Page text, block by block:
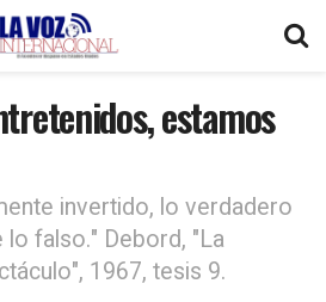
estamos
invertido, lo verdadero
falso." Debord, "La
1967, tesis 9.